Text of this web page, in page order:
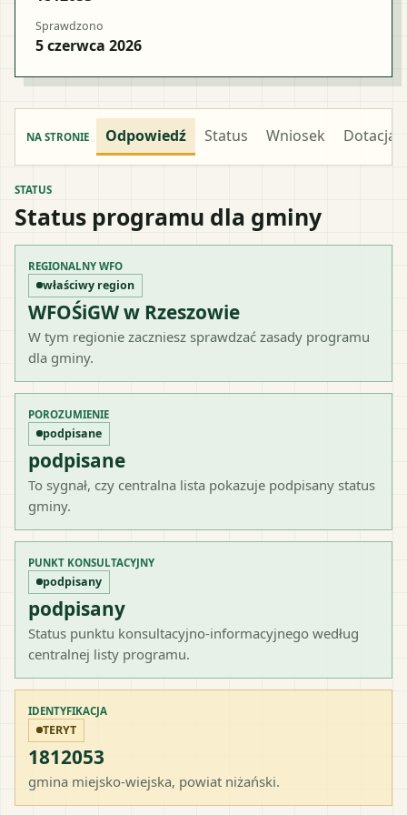
Sprawdzono
5 czerwca 2026
NA STRONIE Odpowiedź Status Wniosek Dotacja
STATUS
Status programu dla gminy
REGIONALNY WFO
właściwy region
WFOŚiGW w Rzeszowie
W tym regionie zaczniesz sprawdzać zasady programu
dla gminy.
POROZUMIENIE
podpisane
podpisane
To sygnał, czy centralna lista pokazuje podpisany status
gminy.
PUNKT KONSULTACYJNY
podpisany
podpisany
Status punktu konsultacyjno-informacyjnego według
centralnej listy programu.
IDENTYFIKACJA
TERYT
1812053
gmina miejsko-wiejska, powiat niżański.